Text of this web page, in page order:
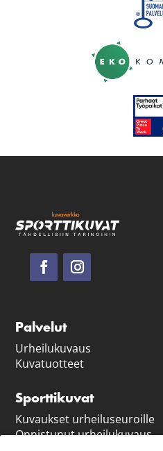
Palvelut
Urheilukuvaus
Kuvatuotteet
Sporttikuvat
Kuvaukset urheiluseuroille
Onnistunut urheilukuvaus